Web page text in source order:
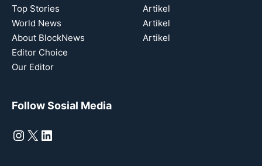
Top Stories
World News
About BlockNews
Editor Choice
Our Editor
Artikel
Artikel
Artikel
Follow Sosial Media
Instagram
X LinkedIn